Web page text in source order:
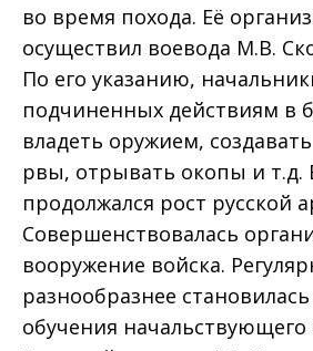
во время похода. Её
осуществил воевода М.В.
По его указанию,
подчиненных действиям в
владеть оружием,
рвы, отрывать окопы и т.д.
продолжался рост русской
Совершенствовалась
вооружение войска.
разнообразнее
обучения начальствующего